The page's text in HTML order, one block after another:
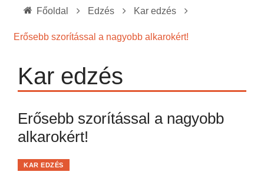
Főoldal Edzés Kar edzés
Erősebb szorítással a nagyobb alkarokért!
Kar edzés
Erősebb szorítással a nagyobb
alkarokért!
KAR EDZÉS